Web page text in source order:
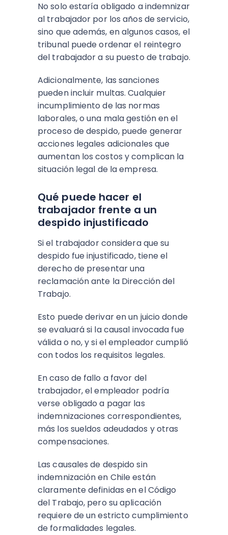
No solo estaría obligado a indemnizar
al trabajador por los años de servicio,
sino que además, en algunos casos, el
tribunal puede ordenar el reintegro
del trabajador a su puesto de trabajo.
Adicionalmente, las sanciones
pueden incluir multas. Cualquier
incumplimiento de las normas
laborales, o una mala gestión en el
proceso de despido, puede generar
acciones legales adicionales que
aumentan los costos y complican la
situación legal de la empresa.
Qué puede hacer el
trabajador frente a un
despido injustificado
Si el trabajador considera que su
despido fue injustificado, tiene el
derecho de presentar una
reclamación ante la Dirección del
Trabajo.
Esto puede derivar en un juicio donde
se evaluará si la causal invocada fue
válida o no, y si el empleador cumplió
con todos los requisitos legales.
En caso de fallo a favor del
trabajador, el empleador podría
verse obligado a pagar las
indemnizaciones correspondientes,
más los sueldos adeudados y otras
compensaciones​.
Las causales de despido sin
indemnización en Chile están
claramente definidas en el Código
del Trabajo, pero su aplicación
requiere de un estricto cumplimiento
de formalidades legales.